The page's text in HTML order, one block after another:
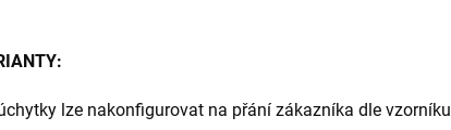
lze nakonfigurovat na přání zákazníka dle vzorníku